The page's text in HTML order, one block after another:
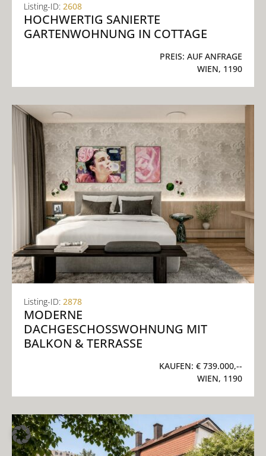
Listing-ID: 2608
HOCHWERTIG SANIERTE
GARTENWOHNUNG IN COTTAGE
PREIS: AUF ANFRAGE
WIEN, 1190
Listing-ID: 2878
MODERNE
DACHGESCHOSSWOHNUNG MIT
BALKON & TERRASSE
KAUFEN: € 739.000,--
WIEN, 1190